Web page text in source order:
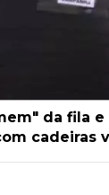
da fila e
cadeiras